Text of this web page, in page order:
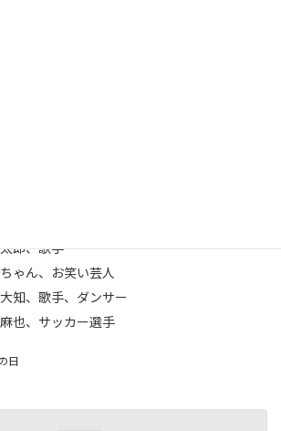
郎、歌手
ゃん、お笑い芸人
知、歌手、ダンサー
也、サッカー選手
日